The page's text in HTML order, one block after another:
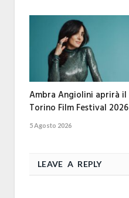
Ambra Angiolini aprirà il
Torino Film Festival 2026
5 Agosto 2026
LEAVE A REPLY